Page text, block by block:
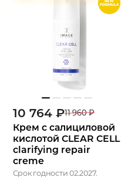
10 764 ₽11 960₽
Крем с салициловой
кислотой CLEAR CELL
clarifying repair
creme
Срок годности 02.2027.